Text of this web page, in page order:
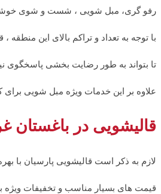
رفو گری، مبل شویی ، شست و شوی
با توجه به تعداد و تراکم بالای این منطقه ، قالیشویی پارسیان خدمات 24
تا بتواند به طور رضایت بخشی پاسخگوی
علاوه بر این خدمات ویژه مبل شویی
قالیشویی در باغستان
لازم به ذکر است قالیشویی پارسیان با
قیمت های بسیار مناسب و تخفیفات ویژه